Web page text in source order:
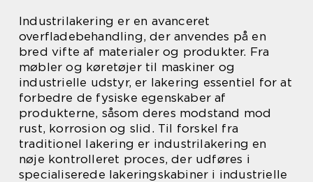
Industrilakering er en avanceret
overfladebehandling, der anvendes på en
bred vifte af materialer og produkter. Fra
møbler og køretøjer til maskiner og
industrielle udstyr, er lakering essentiel for at
forbedre de fysiske egenskaber af
produkterne, såsom deres modstand mod
rust, korrosion og slid. Til forskel fra
traditionel lakering er industrilakering en
nøje kontrolleret proces, der udføres i
specialiserede lakeringskabiner i industrielle